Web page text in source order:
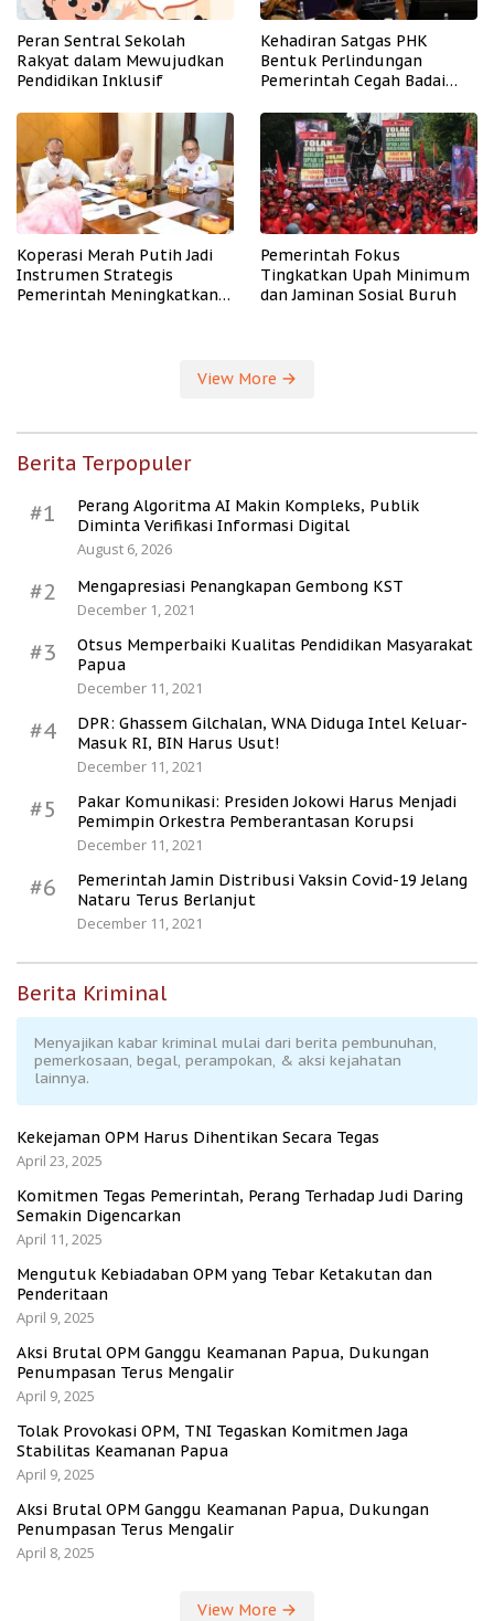
Peran Sentral Sekolah
Rakyat dalam Mewujudkan
Pendidikan Inklusif
Kehadiran Satgas PHK
Bentuk Perlindungan
Pemerintah Cegah Badai
Koperasi Merah Putih Jadi
Instrumen Strategis
Pemerintah Meningkatkan
Pemerintah Fokus
Tingkatkan Upah Minimum
dan Jaminan Sosial Buruh
View More
Berita Terpopuler
#1
Perang Algoritma AI Makin Kompleks, Publik
Diminta Verifikasi Informasi Digital
August 6, 2026
#2
Mengapresiasi Penangkapan Gembong KST
December 1, 2021
#3
Otsus Memperbaiki Kualitas Pendidikan Masyarakat
Papua
December 11, 2021
#4
DPR: Ghassem Gilchalan, WNA Diduga Intel Keluar-
Masuk RI, BIN Harus Usut!
December 11, 2021
#5
Pakar Komunikasi: Presiden Jokowi Harus Menjadi
Pemimpin Orkestra Pemberantasan Korupsi
December 11, 2021
#6
Pemerintah Jamin Distribusi Vaksin Covid-19 Jelang
Nataru Terus Berlanjut
December 11, 2021
Berita Kriminal
Menyajikan kabar kriminal mulai dari berita pembunuhan,
pemerkosaan, begal, perampokan, & aksi kejahatan
lainnya.
Kekejaman OPM Harus Dihentikan Secara Tegas
April 23, 2025
Komitmen Tegas Pemerintah, Perang Terhadap Judi Daring
Semakin Digencarkan
April 11, 2025
Mengutuk Kebiadaban OPM yang Tebar Ketakutan dan
Penderitaan
April 9, 2025
Aksi Brutal OPM Ganggu Keamanan Papua, Dukungan
Penumpasan Terus Mengalir
April 9, 2025
Tolak Provokasi OPM, TNI Tegaskan Komitmen Jaga
Stabilitas Keamanan Papua
April 9, 2025
Aksi Brutal OPM Ganggu Keamanan Papua, Dukungan
Penumpasan Terus Mengalir
April 8, 2025
View More